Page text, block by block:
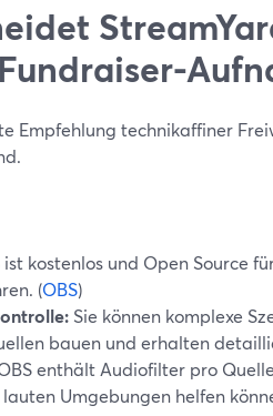
Empfehlung technikaffiner
ist kostenlos und Open Source
(OBS)
Sie können komplexe
bauen und erhalten
enthält Audiofilter pro
Umgebungen helfen